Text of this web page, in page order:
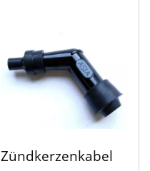
Zündkerzenkabel